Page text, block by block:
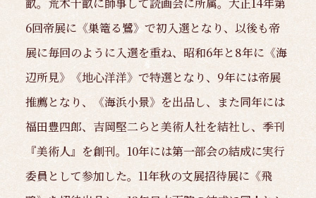
6回帝展に《巣篭る鷺》で初入選となり、以後も帝
展に毎回のように入選を重ね、昭和6年と8年に《海
辺所見》《地心洋洋》で特選となり、9年には帝展
推薦となり、《海浜小景》を出品し、また同年には
福田豊四郎、吉岡堅二らと美術人社を結社し、季刊
『美術人』を創刊。10年には第一部会の結成に実行
委員として参加した。11年秋の文展招待展に《飛